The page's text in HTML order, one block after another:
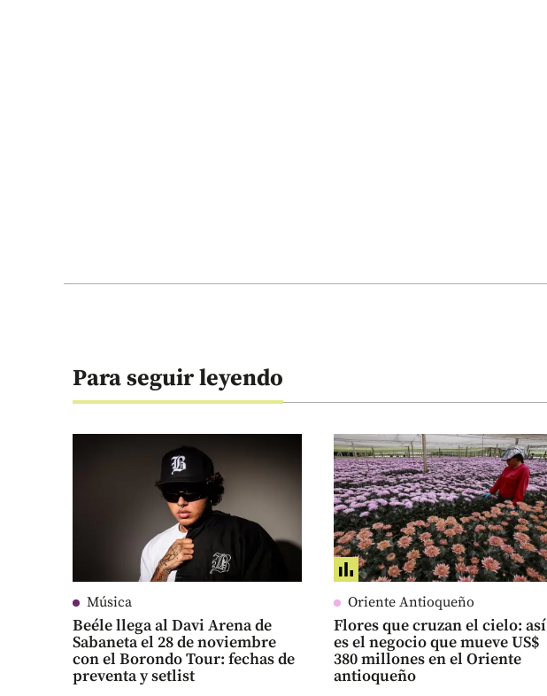
Para seguir leyendo
Música
Beéle llega al Davi Arena de
Sabaneta el 28 de noviembre
con el Borondo Tour: fechas de
preventa y setlist
Oriente Antioqueño
Flores que cruzan el cielo: así
es el negocio que mueve US$
380 millones en el Oriente
antioqueño